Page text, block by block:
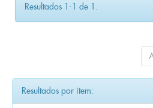
Resultados 1-1 de 1.
Resultados por ítem: